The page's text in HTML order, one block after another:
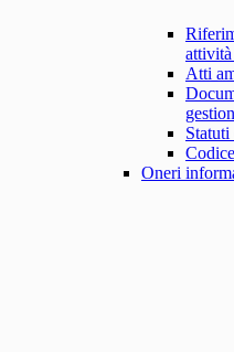
attività
Atti
Oneri